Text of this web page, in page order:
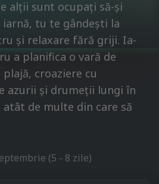
alții sunt ocupați să-și
iarnă, tu te gândești la
și relaxare fără griji. Ia-
a planifica o vară de
croaziere cu
azurii și drumeții lungi în
de multe din care să
(5 - 8 zile)